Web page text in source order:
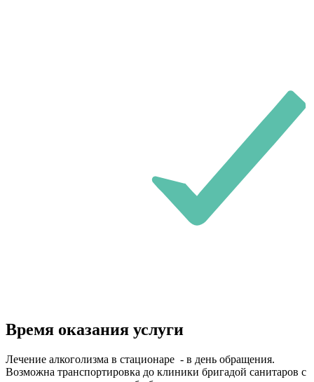
Время оказания услуги
Лечение алкоголизма в стационаре - в день обращения.
Возможна транспортировка до клиники бригадой санитаров с